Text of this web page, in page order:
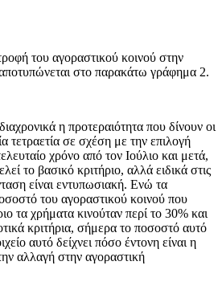
του αγοραστικού κοινού στην
στο παρακάτω γράφημα 2.
η προτεραιότητα που δίνουν οι
τετραετία σε σχέση με την επιλογή
χρόνο από τον Ιούλιο και μετά,
το βασικό κριτήριο, αλλά ειδικά στις
είναι εντυπωσιακή. Ενώ τα
του αγοραστικού κοινού που
τα χρήματα κινούταν περί το 30% και
κριτήρια, σήμερα το ποσοστό αυτό
αυτό δείχνει πόσο έντονη είναι η
αλλαγή στην αγοραστική